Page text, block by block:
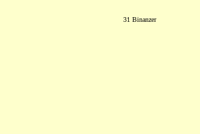
31 Binanzer